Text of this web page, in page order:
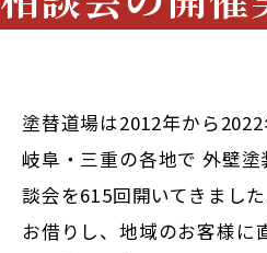
塗替道場は2012年から
岐阜・三重の各地で外壁塗
談会を615回開いてきまし
お借りし、地域のお客様に